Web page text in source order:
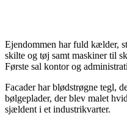
Ejendommen har fuld kælder,
skilte og tøj samt maskiner til
Første sal kontor og
Facader har blødstrøgne tegl,
bølgeplader, der blev malet
sjældent i et industrikvarter.